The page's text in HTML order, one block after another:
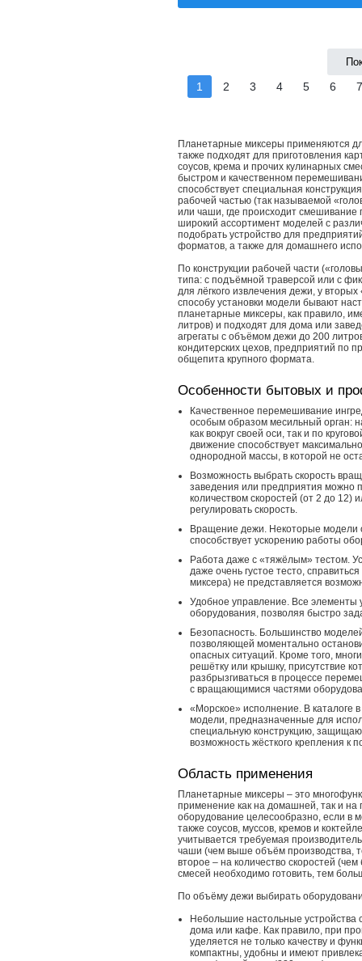
1 2 3 4 5 6 7
Планетарные миксеры применяются
также подходят для приготовления
соусов, крема и прочих кулинарных
быстром и качественном
способствует специальная
рабочей частью (так называемой
или чаши, где происходит смешивание
широкий ассортимент моделей с
подобрать устройство для
форматов, а также для домашнего
По конструкции рабочей части
типа: с подъёмной траверсой или с
для лёгкого извлечения дежи, у
способу установки модели бывают
планетарные миксеры, как правило,
литров) и подходят для дома или
агрегаты с объёмом дежи до 200
кондитерских цехов, предприятий по
общепита крупного формата.
Особенности бытовых и
Качественное перемешивание
особым образом месильный орган:
как вокруг своей оси, так и по
движение способствует
однородной массы, в которой не
Возможность выбрать скорость
заведения или предприятия можно
количеством скоростей (от 2 до
регулировать скорость.
Вращение дежи. Некоторые
способствует ускорению работы
Работа даже с «тяжёлым» тестом.
даже очень густое тесто,
миксера) не представляется
Удобное управление. Все элементы
оборудования, позволяя быстро
Безопасность. Большинство
позволяющей моментально
опасных ситуаций. Кроме того,
решётку или крышку, присутствие
разбрызгиваться в процессе
с вращающимися частями
«Морское» исполнение. В каталоге
модели, предназначенные для
специальную конструкцию,
возможность жёсткого крепления к
Область применения
Планетарные миксеры – это
применение как на домашней, так и на
оборудование целесообразно, если в
также соусов, муссов, кремов и
учитывается требуемая
чаши (чем выше объём производства,
второе – на количество скоростей
смесей необходимо готовить, тем
По объёму дежи выбирать
Небольшие настольные устройства
дома или кафе. Как правило, при
уделяется не только качеству и
компактны, удобны и имеют